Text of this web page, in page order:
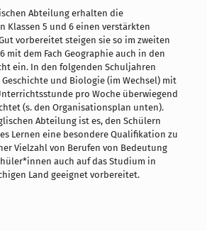
Alt + Shift + S
Alt + Shift + K
Alt + Shift + C
Abteilung erhalten die
Klassen 5 und 6 einen verstärkten
vorbereitet steigen sie so im zweiten
mit dem Fach Geographie auch in den
ein. In den folgenden Schuljahren
und Biologie (im Wechsel) mit
pro Woche überwiegend
(s. den Organisationsplan unten).
Abteilung ist es, den Schülern
Lernen eine besondere Qualifikation zu
Vielzahl von Berufen von Bedeutung
auch auf das Studium in
Land geeignet vorbereitet.